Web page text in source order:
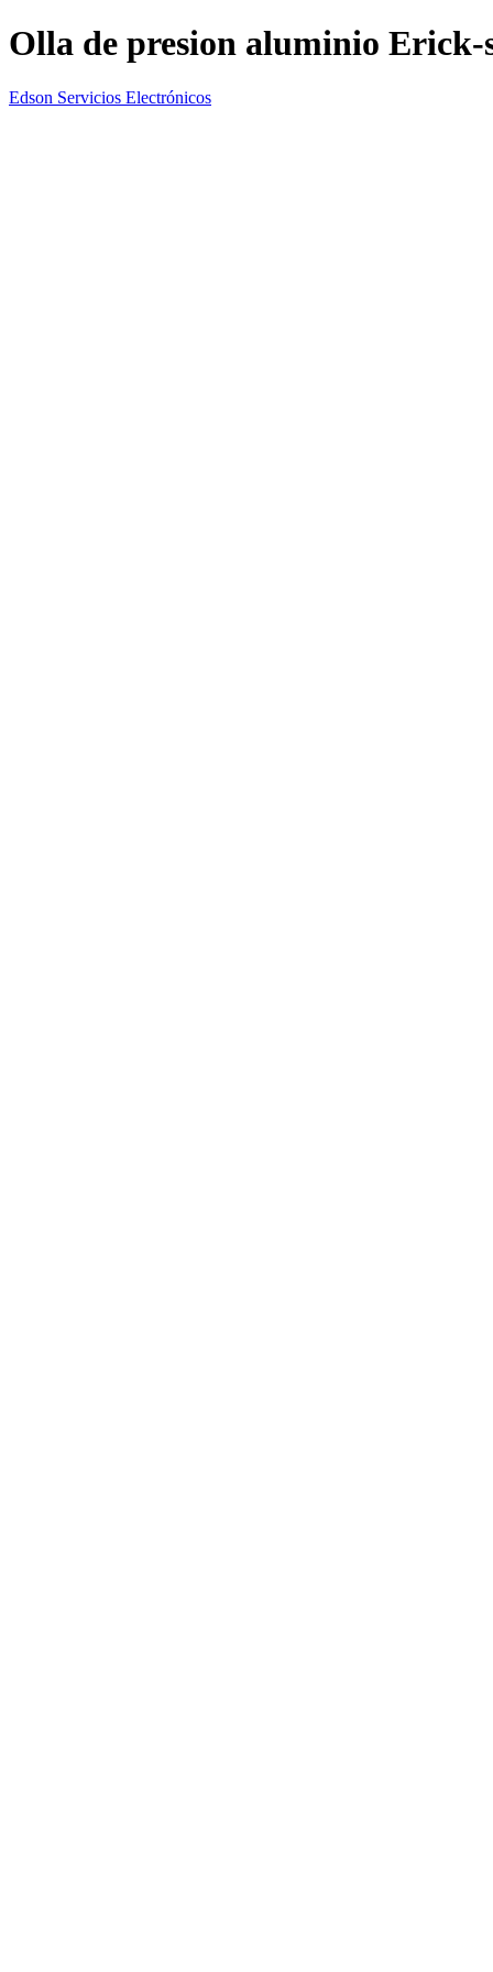
Olla de presion aluminio Erick-
Edson Servicios Electrónicos